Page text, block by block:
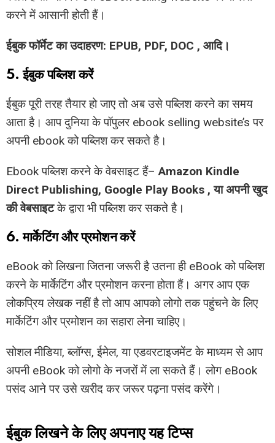
करने में आसानी होती हैं।
ईबुक फॉर्मेट का उदाहरण: EPUB, PDF, DOC , आदि।
5. ईबुक पब्लिश करें
ईबुक पूरी तरह तैयार हो जाए तो अब उसे पब्लिश करने का समय
आता है। आप दुनिया के पॉपुलर ebook selling website’s पर
अपनी ebook को पब्लिश कर सकते है।
Ebook पब्लिश करने के वेबसाइट हैं–Amazon Kindle
Direct Publishing, Google Play Books , या अपनी खुद
की वेबसाइटके द्वारा भी पब्लिश कर सकते है।
6. मार्केटिंग और प्रमोशन करें
eBook को लिखना जितना जरूरी है उतना ही eBook को पब्लिश
करने के मार्केटिंग और प्रमोशन करना होता हैं। अगर आप एक
लोकप्रिय लेखक नहीं है तो आप आपको लोगो तक पहुंचने के लिए
मार्केटिंग और प्रमोशन का सहारा लेना चाहिए।
सोशल मीडिया, ब्लॉग्स, ईमेल, या एडवरटाइजमेंट के माध्यम से आप
अपनी eBook को लोगो के नजरों में ला सकते हैं। लोग eBook
पसंद आने पर उसे खरीद कर जरूर पढ़ना पसंद करेंगे।
ईबुक लिखने के लिए अपनाए यह टिप्स